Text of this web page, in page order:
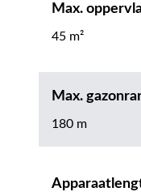
Max.
45 m²
Max.
180 m